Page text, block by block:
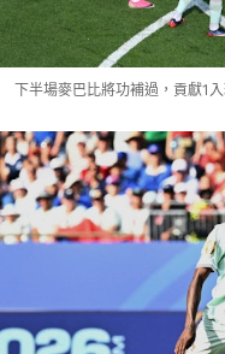
下半場麥巴比將功補過，貢獻1